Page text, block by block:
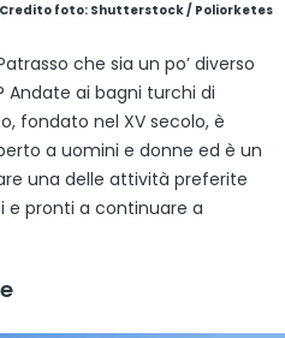
Credito foto: Shutterstock / Poliorketes
che sia un po’ diverso
Andate ai bagni turchi di
fondato nel XV secolo, è
a uomini e donne ed è un
una delle attività preferite
e pronti a continuare a